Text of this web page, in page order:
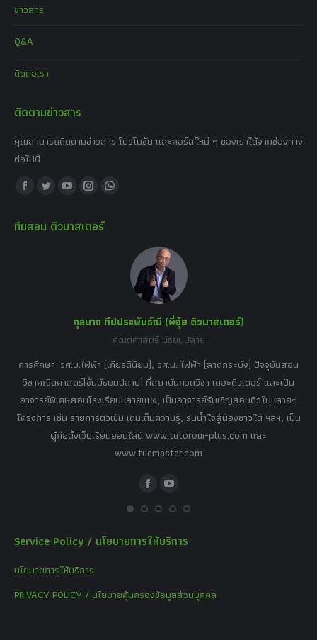
ข่าวสาร
Q&A
ติดต่อเรา
ติดตามข่าวสาร
คุณสามารถติดตามข่าวสาร โปรโมชั่น และคอร์สใหม่ ๆ ของเราได้จากช่องทาง
ต่อไปนี้
Find us on:
Facebook
opens
Twitter
opens
YouTube
opens
Instagram
opens
Whatsapp
window
ทีมสอน ติวมาสเตอร์
กุลนาถ ทีปประพันธ์ณี (พี่อุ๋ย ติวมาสเตอร์)
คณิตศาสตร์ มัธยมปลาย
การศึกษา :วศ.บ.ไฟฟ้า (เกียรตินิยม), วศ.ม. ไฟฟ้า (ลาดกระบัง) ปัจจุบันสอน
วิชาคณิตศาสตร์(ชั้นมัธยมปลาย) ที่สถาบันกวดวิชา เดอะติวเตอร์ และเป็น
อาจารย์พิเศษสอนโรงเรียนหลายแห่ง, เป็นอาจารย์รับเชิญสอนติวในหลายๆ
โครงการ เช่น รายการติวเข้ม เติมเต็มความรู้, รินน้ำใจสู่น้องชาวใต้ ฯลฯ, เป็น
ผู้ก่อตั้งเว็บเรียนออนไลน์ www.tutoroui-plus.com และ
www.tuemaster.com
FacebookYouTube
Service Policy / นโยบายการให้บริการ
นโยบายการให้บริการ
PRIVACY POLICY / นโยบายคุ้มครองข้อมูลส่วนบุคคล